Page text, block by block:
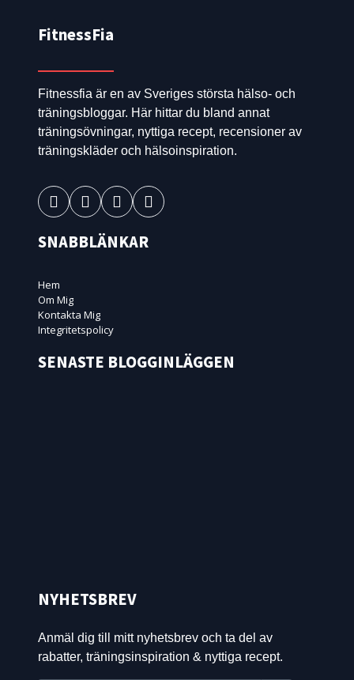
FitnessFia
Fitnessfia är en av Sveriges största hälso- och
träningsbloggar. Här hittar du bland annat
träningsövningar, nyttiga recept, recensioner av
träningskläder och hälsoinspiration.
SNABBLÄNKAR
Hem
Om Mig
Kontakta Mig
Integritetspolicy
SENASTE BLOGGINLÄGGEN
NYHETSBREV
Anmäl dig till mitt nyhetsbrev och ta del av
rabatter, träningsinspiration & nyttiga recept.